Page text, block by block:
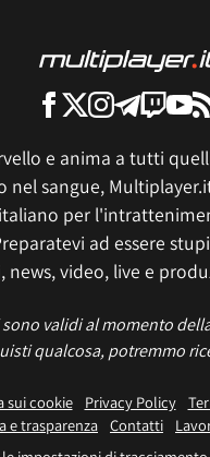
e anima a tutti
nel sangue,
per
ad essere
news, video, live e
sono validi al momento
qualcosa, potremmo
sui cookie Privacy Policy
e trasparenza Contatti